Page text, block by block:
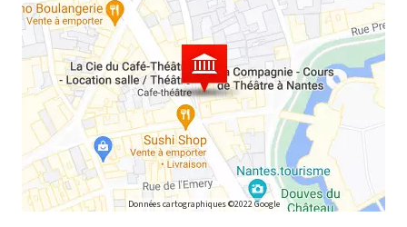
Souffleur d’Arundel 2023.
Données cartographiques ©2022 Google